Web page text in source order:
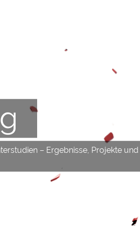
– Ergebnisse, Projekte